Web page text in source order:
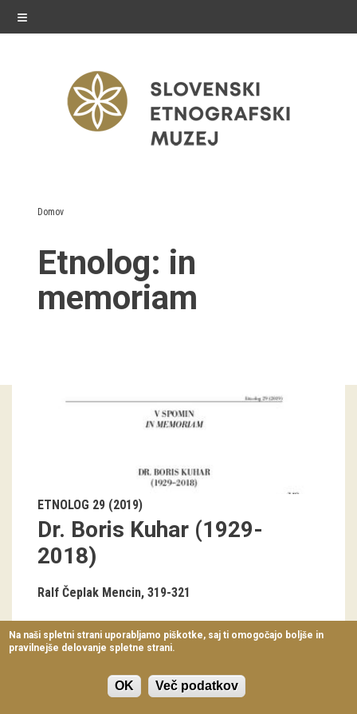
≡
razstave
Stalne razstave
Občasne razstave
Gostovanja
Razstavni projekti
dogodki
Koledar dogodkov
Prireditve
Predavanja
Delavnice
Vodeni ogledi
Domov
Etnolog: in
memoriam
ETNOLOG 29 (2019)
Dr. Boris Kuhar (1929-
2018)
Ralf Čeplak Mencin 319-321
Na naši spletni strani uporabljamo piškotke, saj ti omogočajo boljše in
pravilnejše delovanje spletne strani.
OK Več podatkov